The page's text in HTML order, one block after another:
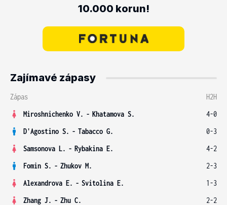
10.000 korun!
Zajímavé zápasy
Zápas
H2H
Miroshnichenko V. - Khatamova S.
4-0
D'Agostino S. - Tabacco G.
0-3
Samsonova L. - Rybakina E.
4-2
Fomin S. - Zhukov M.
2-3
Alexandrova E. - Svitolina E.
1-3
Zhang J. - Zhu C. 2-2